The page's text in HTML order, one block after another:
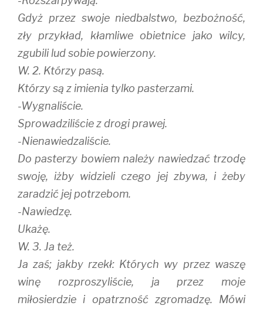
Gdyż przez swoje niedbalstwo, bezbożność,
zły przykład, kłamliwe obietnice jako wilcy,
zgubili lud sobie powierzony.
W. 2. Którzy pasą.
Którzy są z imienia tylko pasterzami.
-Wygnaliście.
Sprowadziliście z drogi prawej.
-Nienawiedzaliście.
Do pasterzy bowiem należy nawiedzać trzodę
swoję, iżby widzieli czego jej zbywa, i żeby
zaradzić jej potrzebom.
-Nawiedzę.
Ukażę.
W. 3. Ja też.
Ja zaś; jakby rzekł: Których wy przez waszę
winę rozproszyliście, ja przez moje
miłosierdzie i opatrzność zgromadzę. Mówi